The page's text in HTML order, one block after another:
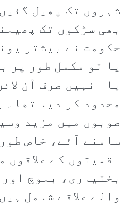
شہروں تک پھیل
بھی سڑکوں تک
حکومت نے بیشتر
یا تو مکمل طور پر
یا انہیں صرف آن
محدود کر دیا تھا۔
صوبوں میں مزید
سامنے آئے، خاص
اقلیتوں کے
بختیاری، بلوچ
والے علاقے شامل